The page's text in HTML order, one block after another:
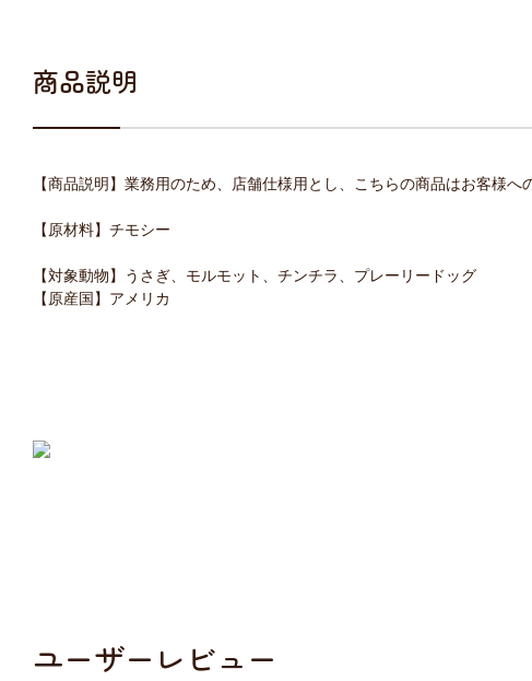
商品説明
【商品説明】業務用のため、店舗仕様用とし、こちらの商品はお客様
【原材料】チモシー
【対象動物】うさぎ、モルモット、チンチラ、プレーリードッグ
【原産国】アメリカ
ユーザーレビュー